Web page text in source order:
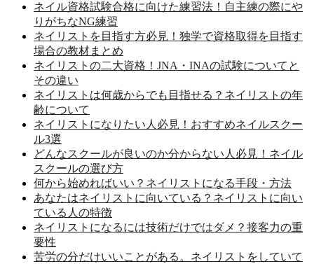
ネイル資格試験合格に向けた練習法！自主練の際にや
りがちなNG練習
ネイリストを目指す方必見！独学で資格取得を目指す
場合の教材まとめ
ネイリストの二大資格！JNA・INAの試験についてと
その違い
ネイリストは何歳からでも目指せる？ネイリストの年
齢について
ネイリストになりたい人必見！おすすめネイルスクー
ル3選
どんなスクールが良いのか分からない人必見！ネイル
スクールの選び方
何から始めればいい？ネイリストになる手段・方法
あなたはネイリストに向いている？ネイリストに向い
ている人の特徴
ネイリストになるには技術だけではダメ？接客力の重
要性
苦労の分だけいいことがある。ネイリストをしていて